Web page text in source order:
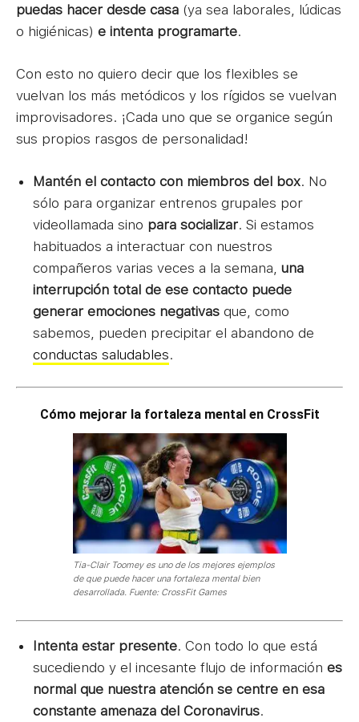
puedas hacer desde casa (ya sea laborales, lúdicas
o higiénicas) e intenta programarte.
Con esto no quiero decir que los flexibles se
vuelvan los más metódicos y los rígidos se vuelvan
improvisadores. ¡Cada uno que se organice según
sus propios rasgos de personalidad!
Mantén el contacto con miembros del box. No
sólo para organizar entrenos grupales por
videollamada sino para socializar. Si estamos
habituados a interactuar con nuestros
compañeros varias veces a la semana, una
interrupción total de ese contacto puede
generar emociones negativas que, como
sabemos, pueden precipitar el abandono de
conductas saludables.
Cómo mejorar la fortaleza mental en CrossFit
Tia-Clair Toomey es uno de los mejores ejemplos
de que puede hacer una fortaleza mental bien
desarrollada. Fuente: CrossFit Games
Intenta estar presente. Con todo lo que está
sucediendo y el incesante flujo de información es
normal que nuestra atención se centre en esa
constante amenaza del Coronavirus.